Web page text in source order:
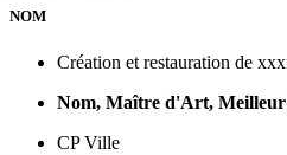
NOM
Création et restauration de
Nom, Maître d'Art,
CP Ville